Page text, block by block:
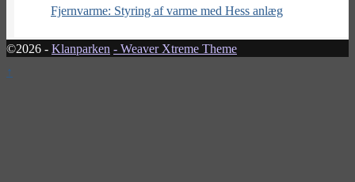
Fjernvarme: Styring af varme med Hess anlæg
©2026 - Klanparken - Weaver Xtreme Theme
↑